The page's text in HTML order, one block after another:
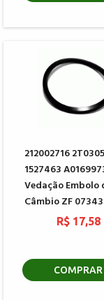
212002716
1527463
Vedação Embolo
Câmbio ZF
R$ 17,58
COMPRAR